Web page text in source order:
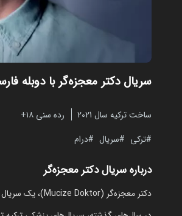
سریال دکتر معجزه‌گر با دوبله
ساخت ترکیه سال 2021
رده سنی ۱۸+
ترکی
سریال درام
درباره سریال دکتر معجزه‌گر
دکتر معجزه‌گر (Mucize Doktor)، یک سریال ترکی جذاب در مورد پزشکی نابغه از سایت مایکت قابل تماشا است.